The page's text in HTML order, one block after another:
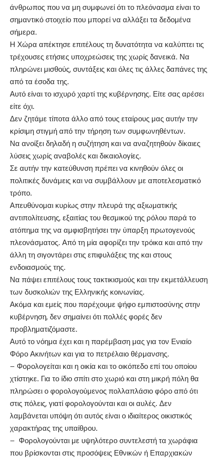
άνθρωπος που να μη συμφωνεί ότι το πλεόνασμα είναι το
σημαντικό στοιχείο που μπορεί να αλλάξει τα δεδομένα
σήμερα.
Η Χώρα απέκτησε επιτέλους τη δυνατότητα να καλύπτει τις
τρέχουσες ετήσιες υποχρεώσεις της χωρίς δανεικά. Να
πληρώνει μισθούς, συντάξεις και όλες τις άλλες δαπάνες της
από τα έσοδα της.
Αυτό είναι το ισχυρό χαρτί της κυβέρνησης. Είτε σας αρέσει
είτε όχι.
Δεν ζητάμε τίποτα άλλο από τους εταίρους μας αυτήν την
κρίσιμη στιγμή από την τήρηση των συμφωνηθέντων.
Να ανοίξει δηλαδή η συζήτηση και να αναζητηθούν δίκαιες
λύσεις χωρίς αναβολές και δικαιολογίες.
Σε αυτήν την κατεύθυνση πρέπει να κινηθούν όλες οι
πολιτικές δυνάμεις και να συμβάλλουν με αποτελεσματικό
τρόπο.
Απευθύνομαι κυρίως στην πλευρά της αξιωματικής
αντιπολίτευσης, εξαιτίας του θεσμικού της ρόλου παρά το
ατόπημα της να αμφισβητήσει την ύπαρξη πρωτογενούς
πλεονάσματος. Από τη μία αφορίζει την τρόικα και από την
άλλη τη σιγοντάρει στις επιφυλάξεις της και στους
ενδοιασμούς της.
Να πάψει επιτέλους τους τακτικισμούς και την εκμετάλλευση
των δυσκολιών της Ελληνικής κοινωνίας.
Ακόμα και εμείς που παρέχουμε ψήφο εμπιστοσύνης στην
κυβέρνηση, δεν σημαίνει ότι πολλές φορές δεν
προβληματιζόμαστε.
Αυτό το νόημα έχει και η παρέμβαση μας για τον Ενιαίο
Φόρο Ακινήτων και για το πετρέλαιο θέρμανσης.
– Φορολογείται και η οικία και το οικόπεδο επί του οποίου
χτίστηκε. Για το ίδιο σπίτι στο χωριό και στη μικρή πόλη θα
πληρώσει ο φορολογούμενος πολλαπλάσιο φόρο από ότι
στις πόλεις, γιατί φορολογούνται και οι αυλές. Δεν
λαμβάνεται υπόψη ότι αυτός είναι ο ιδιαίτερος οικιστικός
χαρακτήρας της υπαίθρου.
– Φορολογούνται με υψηλότερο συντελεστή τα χωράφια
που βρίσκονται στις προσόψεις Εθνικών ή Επαρχιακών